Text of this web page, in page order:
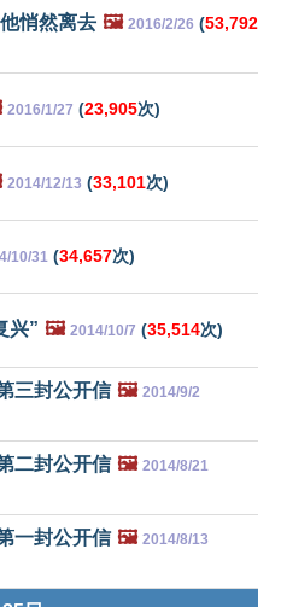
悄然离去 🖼️ 2016/2/26 (53,792
2016/1/27 (23,905次)
2014/12/13 (33,101次)
10/31 (34,657次)
兴” 🖼️ 2014/10/7 (35,514次)
三封公开信 🖼️ 2014/9/2
二封公开信 🖼️ 2014/8/21
一封公开信 🖼️ 2014/8/13